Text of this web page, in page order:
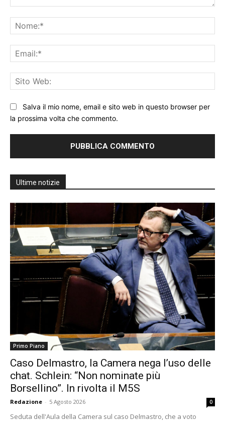
Salva il mio nome, email e sito web in questo browser per
la prossima volta che commento.
Ultime notizie
Primo Piano
Caso Delmastro, la Camera nega l’uso delle
chat. Schlein: “Non nominate più
Borsellino”. In rivolta il M5S
Redazione - 5 Agosto 2026 0
Seduta dell'Aula della Camera sul caso Delmastro, che a voto